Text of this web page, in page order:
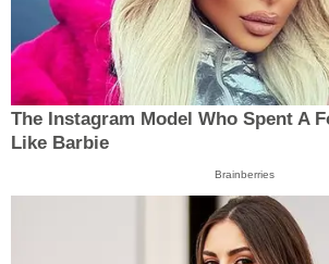
The Instagram Model Who Spent A
Like Barbie
Brainberries